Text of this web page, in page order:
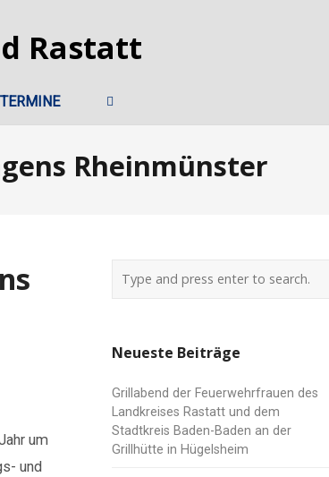
TERMINE
Rheinmünster
um
und
Neueste Beiträge
Grillabend der Feuerwehrfrauen des
Landkreises Rastatt und dem
Stadtkreis Baden-Baden an der
Grillhütte in Hügelsheim